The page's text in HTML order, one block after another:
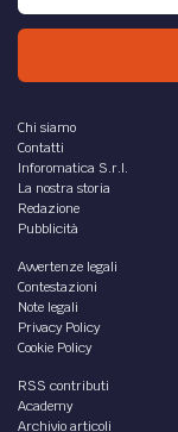
Chi siamo
Contatti
Inforomatica S.r.l.
La nostra storia
Redazione
Pubblicità
Avvertenze legali
Contestazioni
Note legali
Privacy Policy
Cookie Policy
RSS contributi
Academy
Archivio articoli